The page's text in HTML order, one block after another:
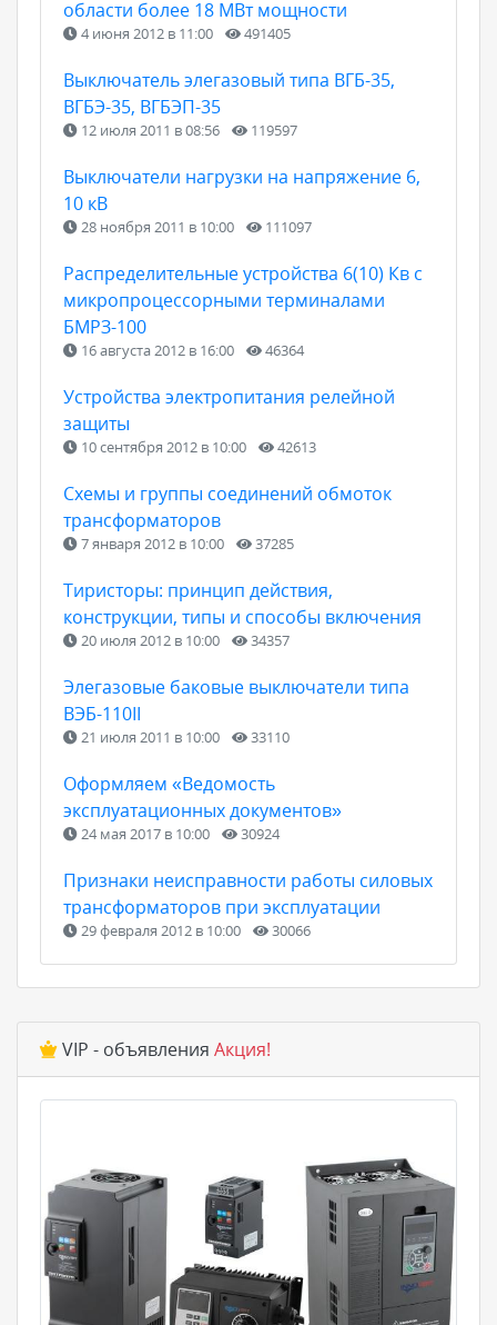
области более 18 МВт мощности
4 июня 2012 в 11:00 491405
Выключатель элегазовый типа ВГБ-35,
ВГБЭ-35, ВГБЭП-35
12 июля 2011 в 08:56 119597
Выключатели нагрузки на напряжение 6,
10 кВ
28 ноября 2011 в 10:00 111097
Распределительные устройства 6(10) Кв с
микропроцессорными терминалами
БМРЗ-100
16 августа 2012 в 16:00 46364
Устройства электропитания релейной
защиты
10 сентября 2012 в 10:00 42613
Схемы и группы соединений обмоток
трансформаторов
7 января 2012 в 10:00 37285
Тиристоры: принцип действия,
конструкции, типы и способы включения
20 июля 2012 в 10:00 34357
Элегазовые баковые выключатели типа
ВЭБ-110II
21 июля 2011 в 10:00 33110
Оформляем «Ведомость
эксплуатационных документов»
24 мая 2017 в 10:00 30924
Признаки неисправности работы силовых
трансформаторов при эксплуатации
29 февраля 2012 в 10:00 30066
VIP - объявления Акция!